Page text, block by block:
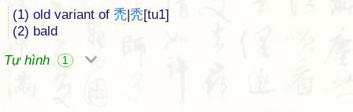
(1) old variant of 禿|秃[tu1]
(2) bald
Tự hình
1